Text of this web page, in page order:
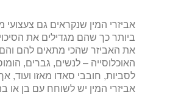
אביזרי המין שנקראים גם צעצועי
ביותר כך שהם מגדילים את
את האביזר שהכי מתאים להם והם
האוכלוסייה – לנשים, גברים,
לסביות, חובבי סאדו מאזו ועוד,
אביזרי המין יש לשוחח עם בן או